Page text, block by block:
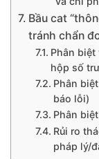
Bầu cat
tránh chẩn
Phân
hộp số
Phân
báo lỗi)
Phân
Rủi ro
pháp lý/